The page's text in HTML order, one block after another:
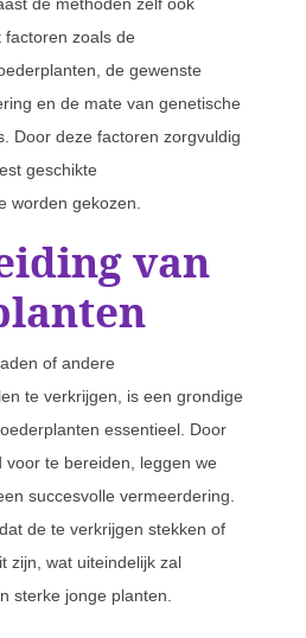
zoals de
de gewenste
en de mate van genetische
Door deze factoren zorgvuldig
geschikte
worden gekozen.
van
of andere
te verkrijgen, is een grondige
essentieel. Door
te bereiden, leggen we
succesvolle vermeerdering.
de te verkrijgen stekken of
zijn, wat uiteindelijk zal
sterke jonge planten.